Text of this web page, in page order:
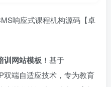
响应式课程机构源码【卓
训网站模板 ​！基于
双端自适应技术，专为教育